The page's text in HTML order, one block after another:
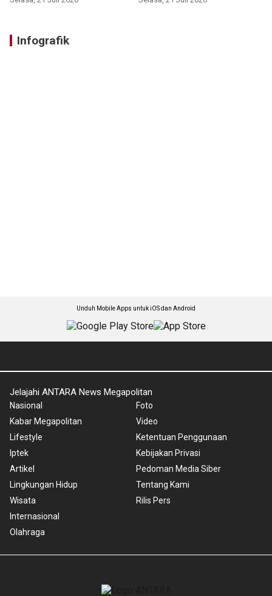
Infografik
Unduh Mobile Apps untuk iOS dan Android
Jelajahi ANTARA News Megapolitan
Nasional
Kabar Megapolitan
Lifestyle
Iptek
Artikel
Lingkungan Hidup
Wisata
Internasional
Olahraga
Foto
Video
Ketentuan Penggunaan
Kebijakan Privasi
Pedoman Media Siber
Tentang Kami
Rilis Pers